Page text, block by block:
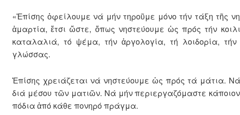
«Ἐπίσης ὀφείλουμε νά μήν τηροῦμε μόνο τήν τάξη τῆς
ἁμαρτία, ἔτσι ὥστε, ὅπως νηστεύουμε ὡς πρός τήν
καταλαλιά, τό ψέμα, τήν ἀργολογία, τή λοιδορία,
γλώσσας.
Ἐπίσης χρειάζεται νά νηστεύουμε ὡς πρός τά μάτια.
διά μέσου τῶν ματιῶν. Νά μήν περιεργαζόμαστε
πόδια ἀπό κάθε πονηρό πράγμα.